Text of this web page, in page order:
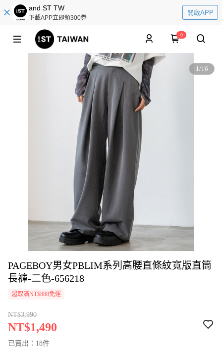
and ST TW
下載APP立即領300券
開啟APP
0
1/16
PAGEBOY男女PBLIM系列高腰直條紋寬版直筒
長褲-二色-656218
超取滿NT$888免運
NT$3,990
NT$1,490
已賣出：18件